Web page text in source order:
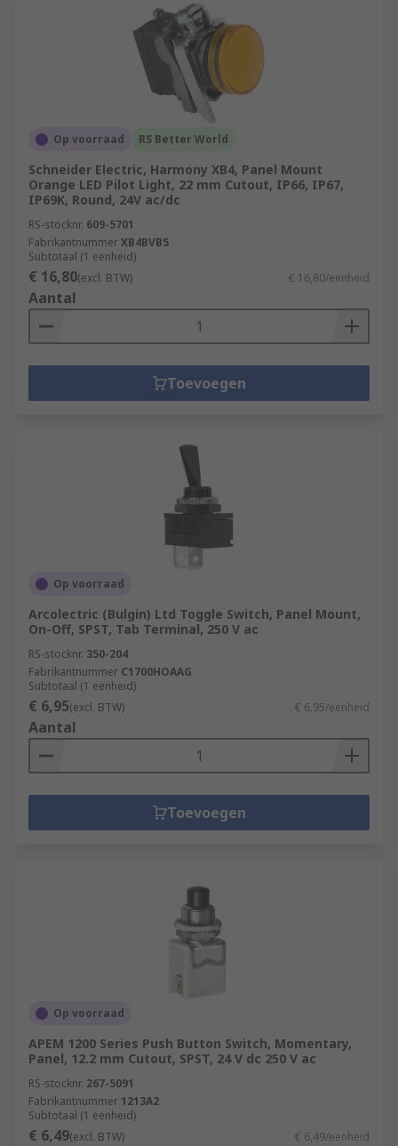
Op voorraad RS Better World
Schneider Electric, Harmony XB4, Panel Mount
Orange LED Pilot Light, 22 mm Cutout, IP66, IP67,
IP69K, Round, 24V ac/dc
RS-stocknr. 609-5701
FabrikantnummerXB4BVB5
Subtotaal (1 eenheid)
€ 16,80(excl. BTW) € 16,80/eenheid
Aantal
Toevoegen
Op voorraad
Arcolectric (Bulgin) Ltd Toggle Switch, Panel Mount,
On-Off, SPST, Tab Terminal, 250 V ac
RS-stocknr. 350-204
Fabrikantnummer C1700HOAAG
Subtotaal (1 eenheid)
€ 6,95(excl. BTW) € 6,95/eenheid
Aantal
Toevoegen
Op voorraad
APEM 1200 Series Push Button Switch, Momentary,
Panel, 12.2 mm Cutout, SPST, 24 V dc 250 V ac
RS-stocknr. 267-5091
Fabrikantnummer 1213A2
Subtotaal (1 eenheid)
€ 6,49(excl. BTW) € 6,49/eenheid